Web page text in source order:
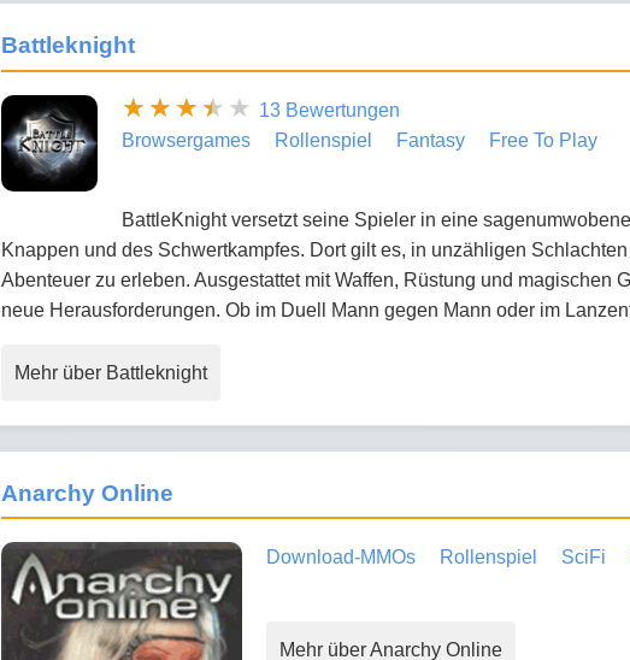
Battleknight
13 Bewertungen
Browsergames
Rollenspiel Fantasy Free To Play
BattleKnight versetzt seine Spieler in eine
Knappen und des Schwertkampfes. Dort gilt es, in unzähligen
Abenteuer zu erleben. Ausgestattet mit Waffen, Rüstung und magischen
neue Herausforderungen. Ob im Duell Mann gegen Mann oder im
Mehr über Battleknight
Anarchy Online
Download-MMOs Rollenspiel SciFi
Mehr über Anarchy Online